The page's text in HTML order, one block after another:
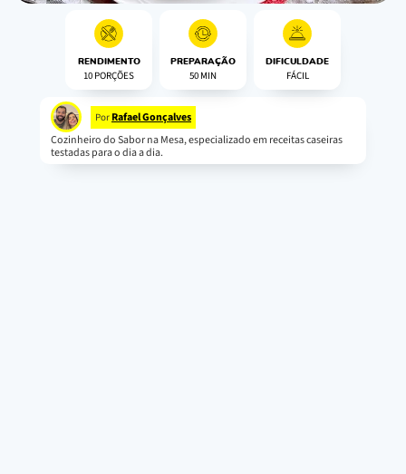
RENDIMENTO
10 PORÇÕES
PREPARAÇÃO
50 MIN
DIFICULDADE
FÁCIL
Por Rafael Gonçalves
Cozinheiro do Sabor na Mesa, especializado em receitas caseiras
testadas para o dia a dia.